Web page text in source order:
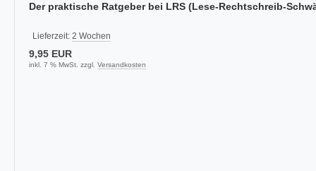
Der praktische Ratgeber bei LRS (Lese-Rechtschreib-
Lieferzeit: 2 Wochen
9,95 EUR
inkl. 7 % MwSt. zzgl. Versandkosten